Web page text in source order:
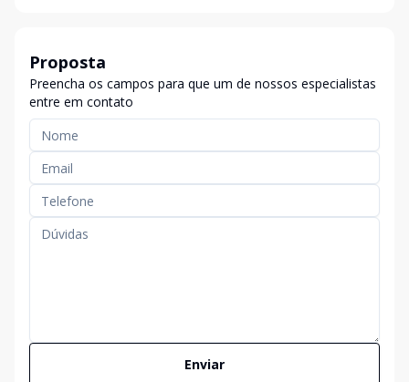
Proposta
Preencha os campos para que um de nossos especialistas
entre em contato
Enviar